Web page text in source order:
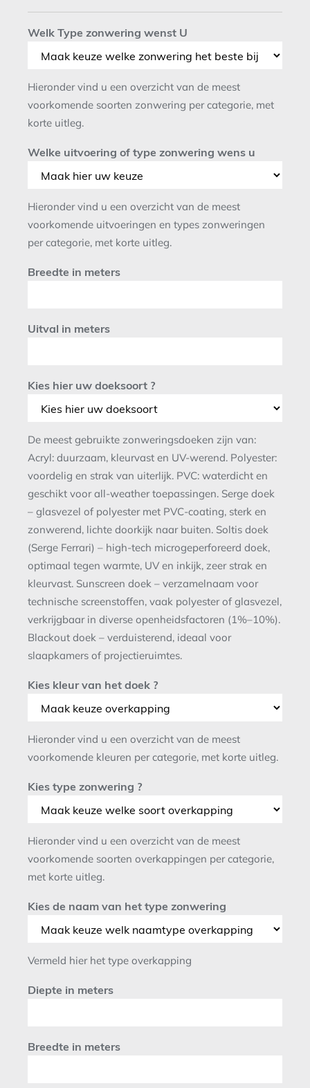
Welk Type zonwering wenst U
Hieronder vind u een overzicht van de meest
voorkomende soorten zonwering per categorie, met
korte uitleg.
Welke uitvoering of type zonwering wens u
Hieronder vind u een overzicht van de meest
voorkomende uitvoeringen en types zonweringen
per categorie, met korte uitleg.
Breedte in meters
Uitval in meters
Kies hier uw doeksoort ?
De meest gebruikte zonweringsdoeken zijn van:
Acryl: duurzaam, kleurvast en UV-werend. Polyester:
voordelig en strak van uiterlijk. PVC: waterdicht en
geschikt voor all-weather toepassingen. Serge doek
– glasvezel of polyester met PVC-coating, sterk en
zonwerend, lichte doorkijk naar buiten. Soltis doek
(Serge Ferrari) – high-tech microgeperforeerd doek,
optimaal tegen warmte, UV en inkijk, zeer strak en
kleurvast. Sunscreen doek – verzamelnaam voor
technische screenstoffen, vaak polyester of glasvezel,
verkrijgbaar in diverse openheidsfactoren (1%–10%).
Blackout doek – verduisterend, ideaal voor
slaapkamers of projectieruimtes.
Kies kleur van het doek ?
Hieronder vind u een overzicht van de meest
voorkomende kleuren per categorie, met korte uitleg.
Kies type zonwering ?
Hieronder vind u een overzicht van de meest
voorkomende soorten overkappingen per categorie,
met korte uitleg.
Kies de naam van het type zonwering
Vermeld hier het type overkapping
Diepte in meters
Breedte in meters